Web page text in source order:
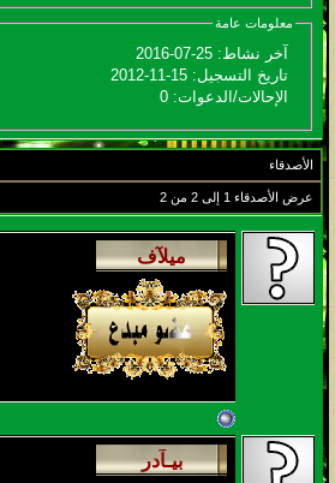
معلومات عامة
آخر نشاط:
تاريخ التسجيل:
الإحالات/الدعوات:
الأصدقاء
عرض الأصدقاء 1 إلى 2 من 2